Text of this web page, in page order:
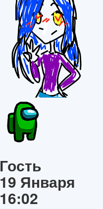
Гость
19 Января
16:02